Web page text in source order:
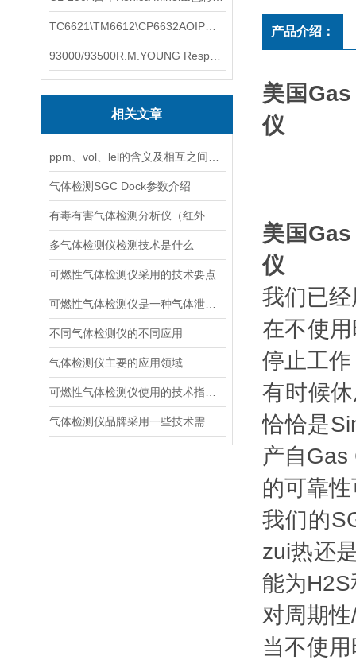
相关文章
气体检测SGC Dock参数介绍
多气体检测仪检测技术是什么
可燃性气体检测仪采用的技术要点
不同气体检测仪的不同应用
气体检测仪主要的应用领域
产品介绍：
美国
仪
美国
仪
我们已
在不使
停止工
有时候
恰恰是
产自Gas
的可靠
我们的
zui热还
能为
对周期
当不使